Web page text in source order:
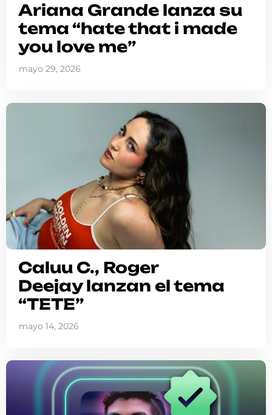
Ariana Grande lanza su
tema “hate that i made
you love me”
mayo 29, 2026
Caluu C., Roger
Deejay lanzan el tema
“TETE”
mayo 14, 2026